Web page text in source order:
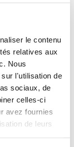
le contenu
relatives aux
Nous
l'utilisation de
sociaux, de
celles-ci
avez fournies
de leurs
Dominique
Ann C.M.
Stern, Richard
Stéphane
Isidor